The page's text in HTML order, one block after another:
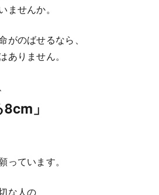
ませんか。
がのばせるなら、
ありません。
」
っています。
な人の